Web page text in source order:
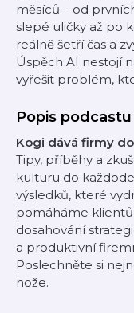
měsíců – od
slepé uličky až po
reálně šetří čas a
Úspěch AI nestojí
vyřešit problém,
Popis podcastu
Kogi dává firmy
Tipy, příběhy a
kulturu do
výsledků, které
pomáháme
dosahování
a produktivní
Poslechněte si
nože.